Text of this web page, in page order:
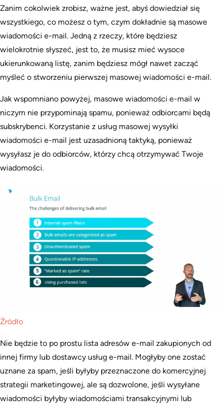
Zanim cokolwiek zrobisz, ważne jest, abyś dowiedział się
wszystkiego, co możesz o tym, czym dokładnie są masowe
wiadomości e-mail. Jedną z rzeczy, które będziesz
wielokrotnie słyszeć, jest to, że musisz mieć wysoce
ukierunkowaną listę, zanim będziesz mógł nawet zacząć
myśleć o stworzeniu pierwszej masowej wiadomości e-mail.
Jak wspomniano powyżej, masowe wiadomości e-mail w
niczym nie przypominają spamu, ponieważ odbiorcami będą
subskrybenci. Korzystanie z usług masowej wysyłki
wiadomości e-mail jest uzasadnioną taktyką, ponieważ
wysyłasz je do odbiorców, którzy chcą otrzymywać Twoje
wiadomości.
Źródło
Nie będzie to po prostu lista adresów e-mail zakupionych od
innej firmy lub dostawcy usług e-mail. Mogłyby one zostać
uznane za spam, jeśli byłyby przeznaczone do komercyjnej
strategii marketingowej, ale są dozwolone, jeśli wysyłane
wiadomości byłyby wiadomościami transakcyjnymi lub